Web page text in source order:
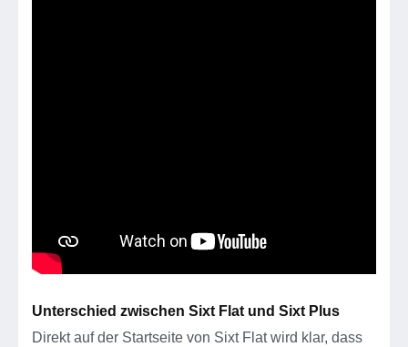
Unterschied zwischen Sixt Flat und Sixt Plus
Direkt auf der Startseite von Sixt Flat wird klar, dass